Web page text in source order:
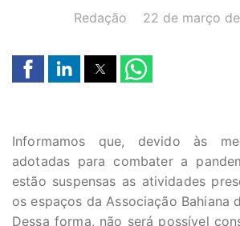
AUTOR(A):
Redação DATA:
22 de março
Informamos que, devido às
adotadas para combater a
estão suspensas as atividades
os espaços da Associação Bahiana
Dessa forma, não será possível